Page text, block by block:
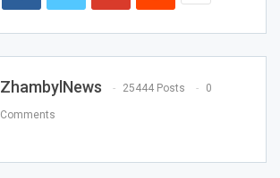
ZhambylNews 25444 Posts 0
Comments